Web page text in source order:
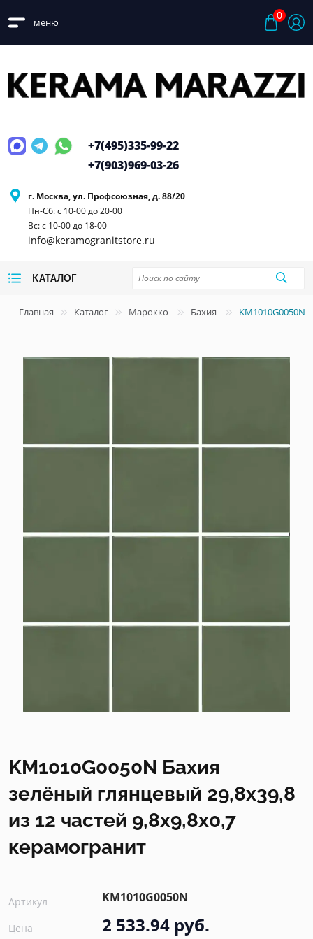
меню
0
г. Москва, ул. Профсоюзная, д. 88/20
Пн-Сб: с 10-00 до 20-00
Вс: с 10-00 до 18-00
info@keramogranitstore.ru
+7(495)335-99-22
+7(903)969-03-26
КАТАЛОГ
Главная Каталог Марокко Бахия KM1010G0050N
KM1010G0050N Бахия
зелёный глянцевый 29,8х39,8
из 12 частей 9,8x9,8x0,7
керамогранит
Артикул KM1010G0050N
Цена 2 533.94 руб.